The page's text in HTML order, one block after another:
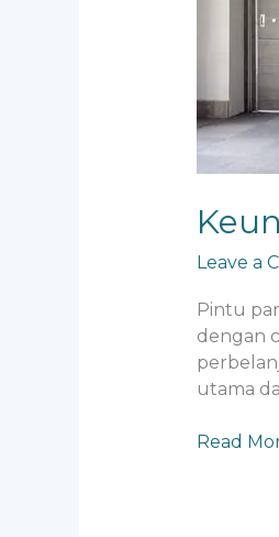
Leave a
Pintu
dengan
utama
Read